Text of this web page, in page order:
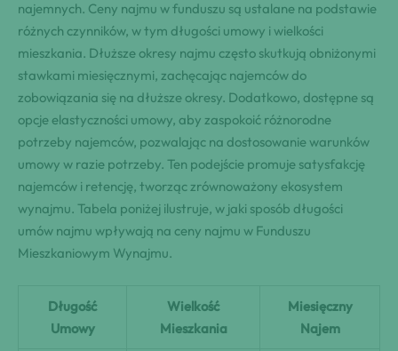
najemnych. Ceny najmu w funduszu są ustalane na podstawie
różnych czynników, w tym długości umowy i wielkości
mieszkania. Dłuższe okresy najmu często skutkują obniżonymi
stawkami miesięcznymi, zachęcając najemców do
zobowiązania się na dłuższe okresy. Dodatkowo, dostępne są
opcje elastyczności umowy, aby zaspokoić różnorodne
potrzeby najemców, pozwalając na dostosowanie warunków
umowy w razie potrzeby. Ten podejście promuje satysfakcję
najemców i retencję, tworząc zrównoważony ekosystem
wynajmu. Tabela poniżej ilustruje, w jaki sposób długości
umów najmu wpływają na ceny najmu w Funduszu
Mieszkaniowym Wynajmu.
Długość
Umowy
Wielkość
Mieszkania
Miesięczny
Najem